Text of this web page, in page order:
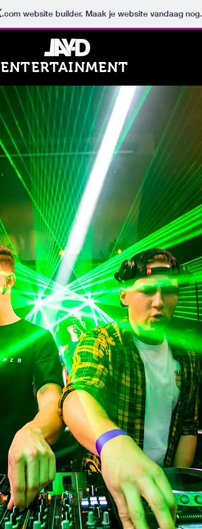
.com website builder. Maak je website vandaag nog.
ENTERTAINMENT